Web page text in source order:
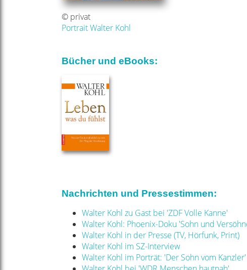
© privat
Portrait Walter Kohl
Bücher und eBooks:
Nachrichten und Pressestimmen:
Walter Kohl zu Gast bei 'ZDF Volle Kanne'
Walter Kohl: Phoenix-Doku 'Sohn und
Walter Kohl in der Presse (TV, Hörfunk, Print)
Walter Kohl im SZ-Interview
Walter Kohl im Porträt: 'Der Sohn vom Kanzler'